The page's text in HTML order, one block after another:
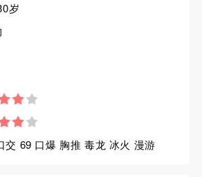
岁
交 69 口爆 胸推 毒龙 冰火 漫游